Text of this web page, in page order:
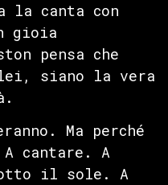
la canta con
gioia
pensa che
siano la vera
Ma perché
cantare. A
il sole. A